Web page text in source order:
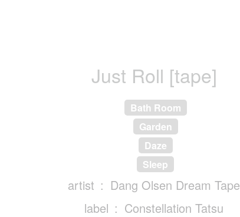
Just Roll [tape]
Bath Room
Garden
Daze
Sleep
artist
Dang Olsen Dream Tape
label
Constellation Tatsu